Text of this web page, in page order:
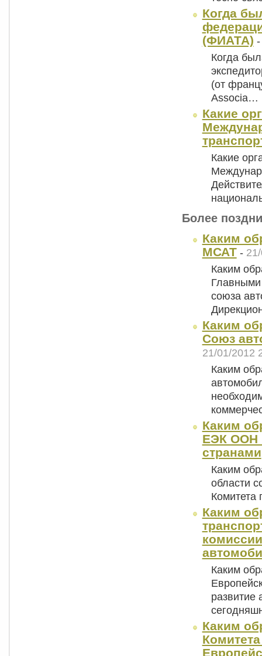
Когда
(ФИАТА)
Когда
(от
Associa…
Какие
Какие
Более
Каким
МСАТ-
Каким
союза
Каким
Союз
21/01/2012
Каким
Каким
ЕЭК ООН
странами
Каким
области
Комитета
Каким
Каким
развитие
Каким